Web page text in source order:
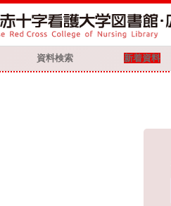
資料検索 新着資料